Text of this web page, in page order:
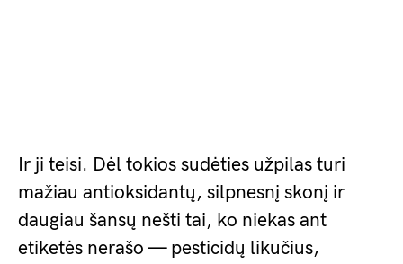
Ir ji teisi. Dėl tokios sudėties užpilas turi
mažiau antioksidantų, silpnesnį skonį ir
daugiau šansų nešti tai, ko niekas ant
etiketės nerašo — pesticidų likučius,